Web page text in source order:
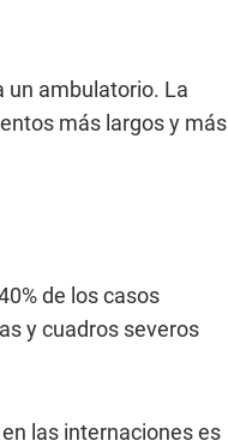
un ambulatorio. La
más largos y más
de los casos
y cuadros severos
las internaciones es